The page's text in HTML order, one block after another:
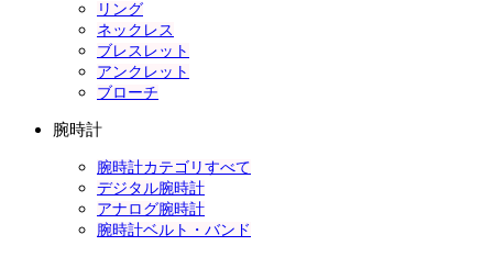
リング
ネックレス
ブレスレット
アンクレット
ブローチ
腕時計
腕時計カテゴリすべて
デジタル腕時計
アナログ腕時計
腕時計ベルト・バンド